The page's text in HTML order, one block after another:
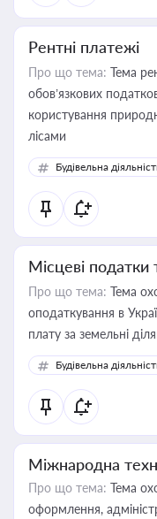
Рентні платежі
Про що тема: Тема
обов’язкових
користування
лісами
Будівельна
Місцеві податки
Про що тема: Тема
оподаткування в
Будівельна
Міжнародна
Про що тема: Тема
оформлення,